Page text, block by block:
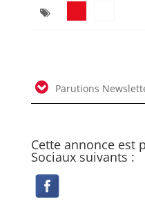
Parutions
Cette annonce est
Sociaux suivants :